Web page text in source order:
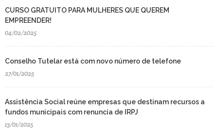
CURSO GRATUITO PARA MULHERES QUE QUEREM
EMPREENDER!
04/02/2025
Conselho Tutelar está com novo número de telefone
27/01/2025
Assistência Social reúne empresas que destinam recursos a
fundos municipais com renuncia de IRPJ
13/01/2025